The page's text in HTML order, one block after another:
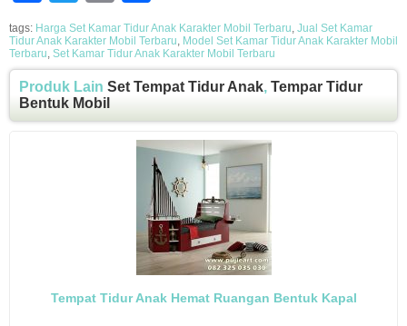
tags: Harga Set Kamar Tidur Anak Karakter Mobil Terbaru Jual Set Kamar
Tidur Anak Karakter Mobil Terbaru Model Set Kamar Tidur Anak Karakter Mobil
Terbaru Set Kamar Tidur Anak Karakter Mobil Terbaru
Produk Lain Set Tempat Tidur Anak, Tempar Tidur
Bentuk Mobil
Tempat Tidur Anak Hemat Ruangan Bentuk Kapal